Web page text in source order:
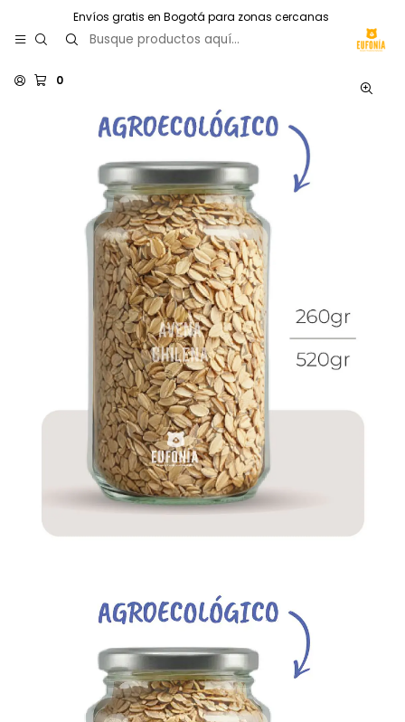
0
Envíos gratis en Bogotá para zonas cercanas